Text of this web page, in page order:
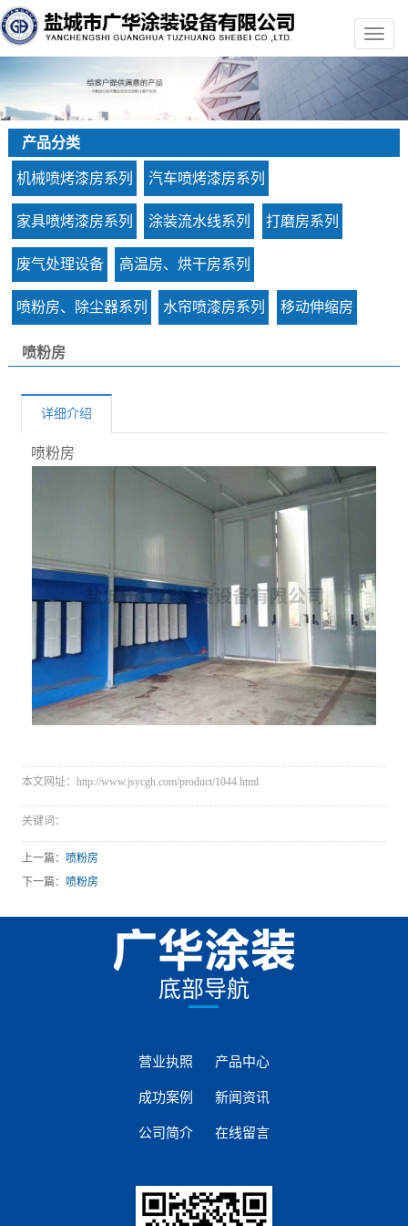
产品分类
机械喷烤漆房系列 汽车喷烤漆房系列
家具喷烤漆房系列 涂装流水线系列 打磨房系列
废气处理设备 高温房、烘干房系列
喷粉房、除尘器系列 水帘喷漆房系列 移动伸缩房
喷粉房
详细介绍
喷粉房
本文网址：http://www.jsycgh.com/product/1044.html
关键词：
上一篇： 喷粉房
下一篇： 喷粉房
底部导航
营业执照 产品中心
成功案例 新闻资讯
公司简介 在线留言